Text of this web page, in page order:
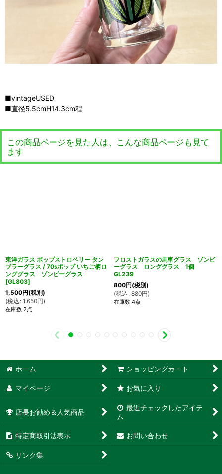
■vintageUSED
■直径5.5cmH14.3cm程
この商品ページを見た人は、こんな商品ページも見て
ます
東洋ガラス ポップストロベリー タン
ブラーグラス / 70sポップ いちご柄ロ
ンググラス ゾンビーグラス
[GL803]
1,500円(税別)
(税込 : 1,650円)
在庫数 2点
フロストガラスの馬車グラス ゾンビ
ーグラス ロンググラス 1個
GL239
800円(税別)
(税込 : 880円)
在庫数 4点
ホーム ショッピングカート
マイページ お気に入り
店長お勧め＆人気商品
最近チェックしたアイテ
ム
特定商取引法表示 お問い合わせ
リンク集